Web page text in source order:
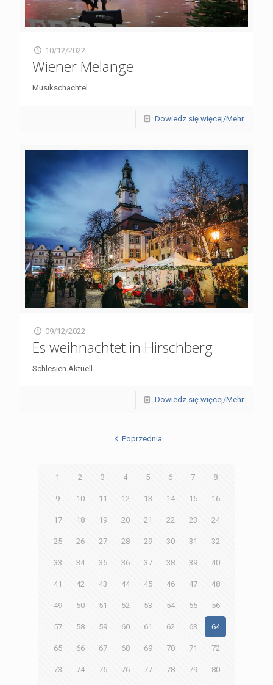
10/12/2022
Wiener Melange
Musikschachtel
Dowiedz się więcej/Mehr
09/12/2022
Es weihnachtet in Hirschberg
Schlesien Aktuell
Dowiedz się więcej/Mehr
Poprzednia
1 2 3 4 5 6 7 8
9 10 11 12 13 14 15 16
17 18 19 20 21 22 23 24
25 26 27 28 29 30 31 32
33 34 35 36 37 38 39 40
41 42 43 44 45 46 47 48
49 50 51 52 53 54 55 56
57 58 59 60 61 62 63 64
65 66 67 68 69 70 71 72
73 74 75 76 77 78 79 80